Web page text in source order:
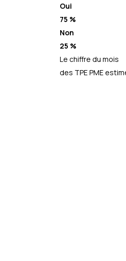
Oui
75 %
Non
25 %
Le chiffre du mois
des TPE PME